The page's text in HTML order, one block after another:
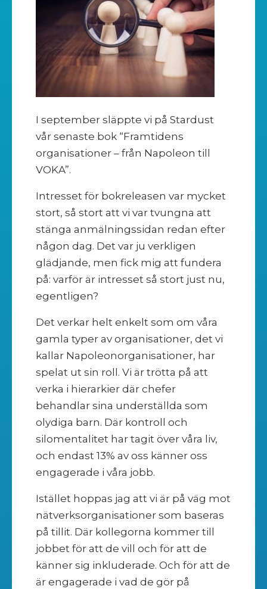
​I september släppte vi på Stardust
vår senaste bok “Framtidens
organisationer – från Napoleon till
VOKA”.
Intresset för bokreleasen var mycket
stort, så stort att vi var tvungna att
stänga anmälningssidan redan efter
någon dag. Det var ju verkligen
glädjande, men fick mig att fundera
på: varför är intresset så stort just nu,
egentligen?
Det verkar helt enkelt som om våra
gamla typer av organisationer, det vi
kallar Napoleonorganisationer, har
spelat ut sin roll. Vi är trötta på att
verka i hierarkier där chefer
behandlar sina underställda som
olydiga barn. Där kontroll och
silomentalitet har tagit över våra liv,
och endast 13% av oss känner oss
engagerade i våra jobb.
Istället hoppas jag att vi är på väg mot
nätverksorganisationer som baseras
på tillit. Där kollegorna kommer till
jobbet för att de vill och för att de
känner sig inkluderade. Och för att de
är engagerade i vad de gör på